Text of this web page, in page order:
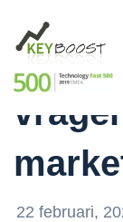
De 7
22 februari,